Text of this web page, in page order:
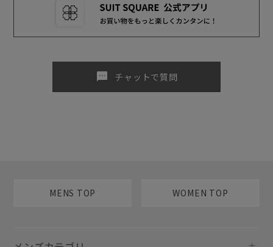
sms チャットで質問
MENS TOP WOMEN TOP